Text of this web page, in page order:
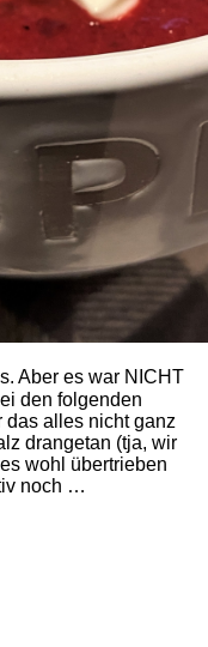
Aber es war NICHT
den folgenden
alles nicht ganz
drangetan (tja, wir
wohl übertrieben
noch …